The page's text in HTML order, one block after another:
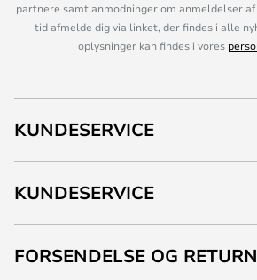
partnere samt anmodninger om anmeldelser
tid afmelde dig via linket, der findes i alle
oplysninger kan findes i vores
KUNDESERVICE
KUNDESERVICE
FORSENDELSE OG